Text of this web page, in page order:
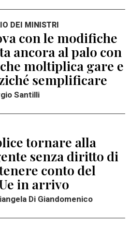
DEI MINISTRI
con le modifiche
ancora al palo con
moltiplica gare e
semplificare
Santilli
tornare alla
senza diritto di
conto del
in arrivo
Di Giandomenico